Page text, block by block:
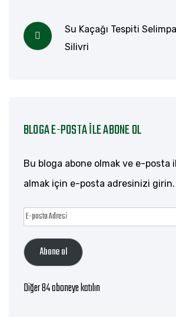
Su Kaçağı Tespiti
Silivri
BLOGA E-POSTA ILE ABONE OL
Bu bloga abone olmak ve e-posta
almak için e-posta adresinizi girin.
E-
AdresiAbone ol
Diğer 84 aboneye katılın